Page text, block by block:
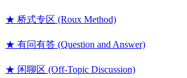
★ 桥式专区 (Roux Method)
★ 有问有答 (Question and Answer)
★ 闲聊区 (Off-Topic Discussion)